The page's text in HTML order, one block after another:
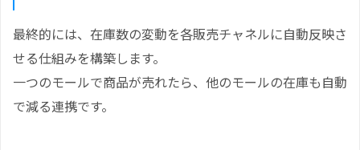
最終的には、在庫数の変動を各販売チャネルに自動反映さ
せる仕組みを構築します。
一つのモールで商品が売れたら、他のモールの在庫も自動
で減る連携です。